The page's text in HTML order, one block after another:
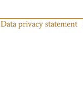
Data privacy statement